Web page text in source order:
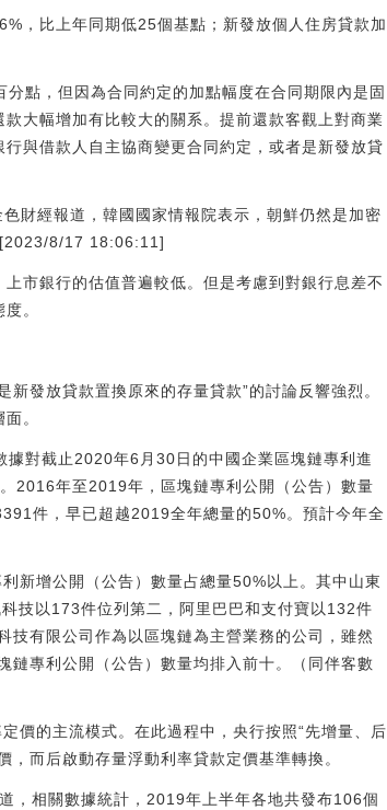
，比上年同期低25個基點；新發放個人住房貸款加
點，但因為合同約定的加點幅度在合同期限內是固
大幅增加有比較大的關系。提前還款客觀上對商業
與借款人自主協商變更合同約定，或者是新發放貸
財經報道，韓國國家情報院表示，朝鮮仍然是加密
[2023/8/17 18:06:11]
市銀行的估值普遍較低。但是考慮到對銀行息差不
。
發放貸款置換原來的存量貸款”的討論反響強烈。
。
對截止2020年6月30日的中國企業區塊鏈專利進
2016年至2019年，區塊鏈專利公開（公告）數量
件，早已超越2019全年總量的50%。預計今年全
新增公開（公告）數量占總量50%以上。其中山東
技以173件位列第二，阿里巴巴和支付寶以132件
有限公司作為以區塊鏈為主營業務的公司，雖然
專利公開（公告）數量均排入前十。（同伴客數
價的主流模式。在此過程中，央行按照“先增量、后
而后啟動存量浮動利率貸款定價基準轉換。
，相關數據統計，2019年上半年各地共發布106個